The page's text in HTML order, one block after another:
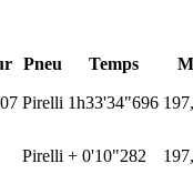
Pneu Temps
Pirelli 1h33'34"696
Pirelli + 0'10"282